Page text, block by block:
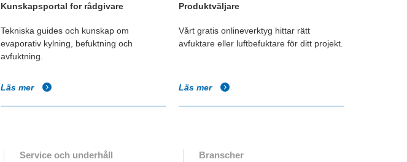
Kunskapsportal for rådgivare
Tekniska guides och kunskap om
evaporativ kylning, befuktning och
avfuktning.
Läs mer
Produktväljare
Vårt gratis onlineverktyg hittar rätt
avfuktare eller luftbefuktare för ditt projekt.
Läs mer
Service och underhåll Branscher